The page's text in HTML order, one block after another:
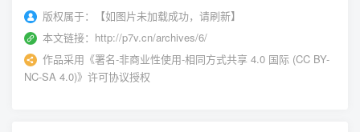
版权属于：
【如图片未加载成功，请刷新】
本文链接： http://p7v.cn/archives/6/
作品采用 《署名-非商业性使用-相同方式共享 4.0 国际 (CC BY-
NC-SA 4.0)》许可协议授权